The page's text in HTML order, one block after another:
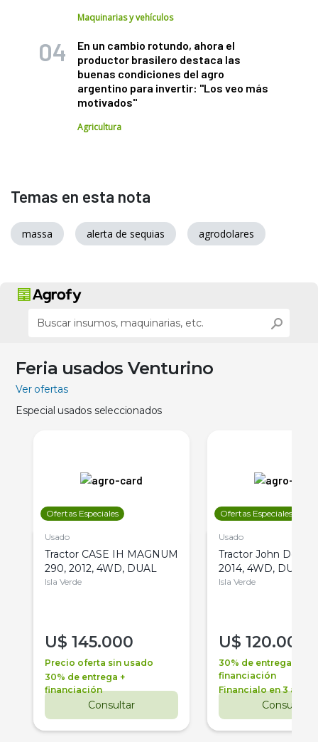
Maquinarias y vehículos
En un cambio rotundo, ahora el
productor brasilero destaca las
buenas condiciones del agro
argentino para invertir: "Los veo más
motivados"
Agricultura
Temas en esta nota
massa alerta de sequias agrodolares
Feria usados Venturino
Ver ofertas
Especial usados seleccionados
Ofertas Especiales
Usado
Tractor CASE IH MAGNUM
290, 2012, 4WD, DUAL
Isla Verde
U$ 145.000
Precio oferta sin usado
30% de entrega +
financiación
Consultar
Ofertas Especiales
Usado
Tractor John Deere
2014, 4WD, DUAL
Isla Verde
U$ 120.000
30% de entrega +
financiación
Financialo en 3 años
Consultar